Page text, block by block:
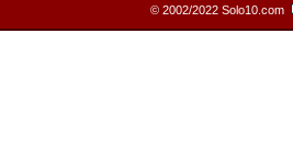
© 2002/2022 Solo10.com